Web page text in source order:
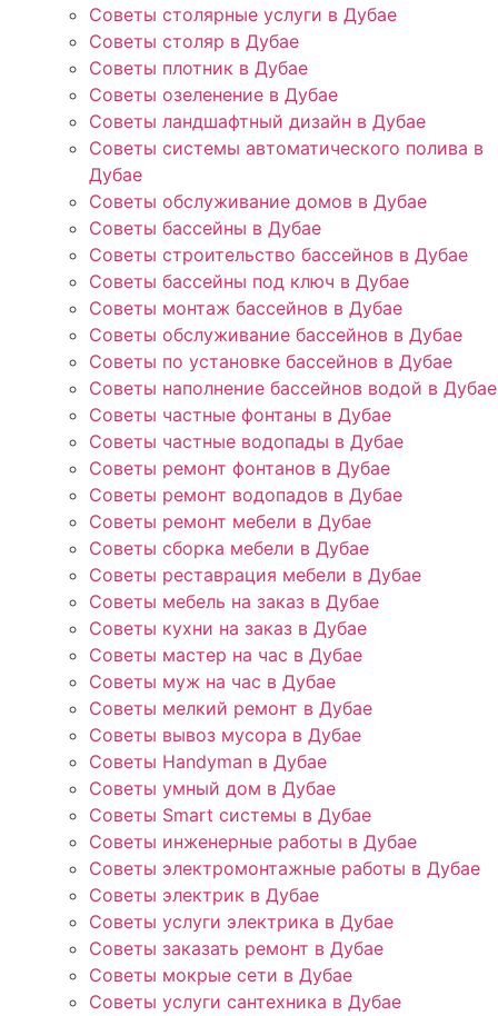
Советы столярные услуги в Дубае
Советы столяр в Дубае
Советы плотник в Дубае
Советы озеленение в Дубае
Советы ландшафтный дизайн в Дубае
Советы системы автоматического полива в
Дубае
Советы обслуживание домов в Дубае
Советы бассейны в Дубае
Советы строительство бассейнов в Дубае
Советы бассейны под ключ в Дубае
Советы монтаж бассейнов в Дубае
Советы обслуживание бассейнов в Дубае
Советы по установке бассейнов в Дубае
Советы наполнение бассейнов водой в Дубае
Советы частные фонтаны в Дубае
Советы частные водопады в Дубае
Советы ремонт фонтанов в Дубае
Советы ремонт водопадов в Дубае
Советы ремонт мебели в Дубае
Советы сборка мебели в Дубае
Советы реставрация мебели в Дубае
Советы мебель на заказ в Дубае
Советы кухни на заказ в Дубае
Советы мастер на час в Дубае
Советы муж на час в Дубае
Советы мелкий ремонт в Дубае
Советы вывоз мусора в Дубае
Советы Handyman в Дубае
Советы умный дом в Дубае
Советы Smart системы в Дубае
Советы инженерные работы в Дубае
Советы электромонтажные работы в Дубае
Советы электрик в Дубае
Советы услуги электрика в Дубае
Советы заказать ремонт в Дубае
Советы мокрые сети в Дубае
Советы услуги сантехника в Дубае